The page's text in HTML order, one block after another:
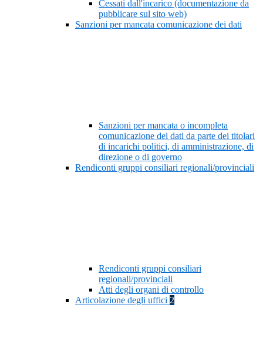
Cessati dall'incarico (documentazione da
pubblicare sul sito web)
Sanzioni per mancata comunicazione dei dati
Sanzioni per mancata o incompleta
comunicazione dei dati da parte dei titolari
di incarichi politici, di amministrazione, di
direzione o di governo
Rendiconti gruppi consiliari regionali/provinciali
Rendiconti gruppi consiliari
regionali/provinciali
Atti degli organi di controllo
Articolazione degli uffici 2